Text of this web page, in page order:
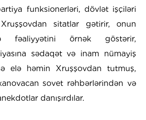
funksionerləri, dövlət işçiləri
sitatlar gətirir, onun
fəaliyyətini örnək göstərir,
sədaqət və inam nümayiş
elə həmin Xruşşovdan tutmuş,
sovet rəhbərlərindən və
danışırdılar.